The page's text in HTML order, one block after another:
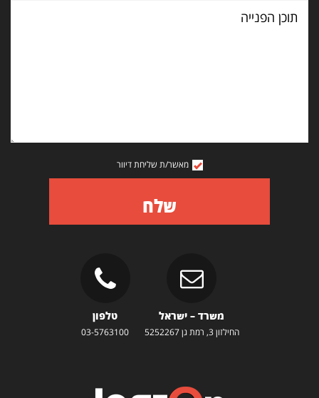
תוכן
הפנייה
מאשר/ת שליחת דיוור
שלח
משרד – ישראל
החילזון 3, רמת גן 5252267
טלפון
03-5763100